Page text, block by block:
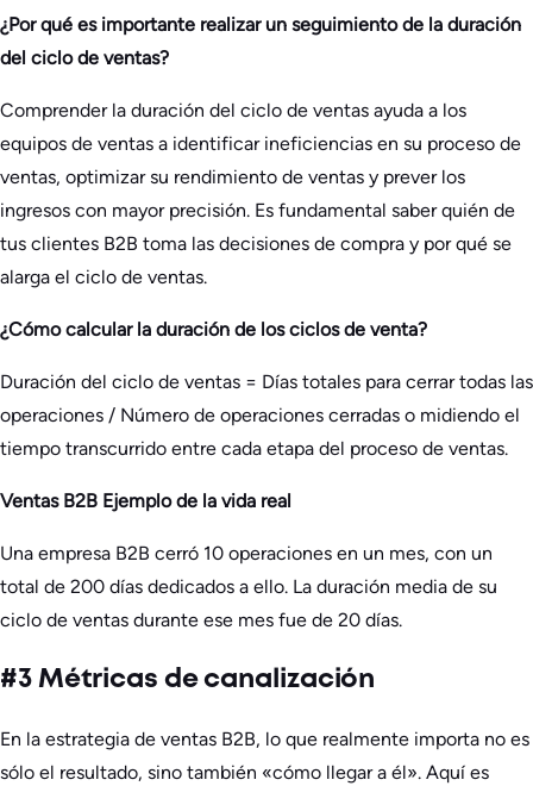
¿Por qué es importante realizar un seguimiento de la duración
del ciclo de ventas?
Comprender la duración del ciclo de ventas ayuda a los
equipos de ventas a identificar ineficiencias en su proceso de
ventas, optimizar su rendimiento de ventas y prever los
ingresos con mayor precisión. Es fundamental saber quién de
tus clientes B2B toma las decisiones de compra y por qué se
alarga el ciclo de ventas.
¿Cómo calcular la duración de los ciclos de venta?
Duración del ciclo de ventas = Días totales para cerrar todas las
operaciones / Número de operaciones cerradas o midiendo el
tiempo transcurrido entre cada etapa del proceso de ventas.
Ventas B2B Ejemplo de la vida real
Una empresa B2B cerró 10 operaciones en un mes, con un
total de 200 días dedicados a ello. La duración media de su
ciclo de ventas durante ese mes fue de 20 días.
#3 Métricas de canalización
En la estrategia de ventas B2B, lo que realmente importa no es
sólo el resultado, sino también «cómo llegar a él». Aquí es